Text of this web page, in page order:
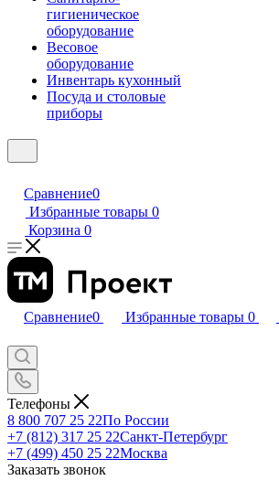
гигиеническое
оборудование
Весовое
оборудование
Инвентарь кухонный
Посуда и столовые
приборы
Сравнение0
Избранные товары 0
Корзина 0
Сравнение0 Избранные товары 0
Телефоны
8 800 707 25 22По России
+7 (812) 317 25 22Санкт-Петербург
+7 (499) 450 25 22Москва
Заказать звонок